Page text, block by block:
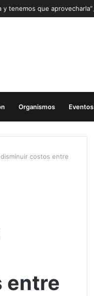
y tenemos que aprovecharla”
Organismos Eventos
costos entre
entre